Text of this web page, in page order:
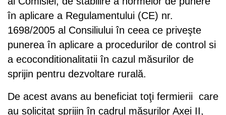
în aplicare a Regulamentului (CE) nr.
1698/2005 al Consiliului în ceea ce priveşte
punerea în aplicare a procedurilor de control si
a ecoconditionalitatii în cazul măsurilor de
sprijin pentru dezvoltare rurală.
De acest avans au beneficiat toţi fermierii care
au solicitat sprijin în cadrul măsurilor Axei II,